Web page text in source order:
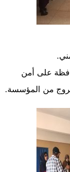
على أمن
من المؤسسة.